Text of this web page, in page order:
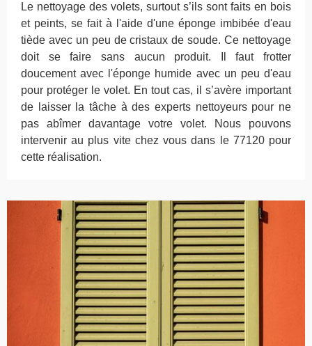
Le nettoyage des volets, surtout s’ils sont faits en bois
et peints, se fait à l'aide d'une éponge imbibée d'eau
tiède avec un peu de cristaux de soude. Ce nettoyage
doit se faire sans aucun produit. Il faut frotter
doucement avec l'éponge humide avec un peu d'eau
pour protéger le volet. En tout cas, il s’avère important
de laisser la tâche à des experts nettoyeurs pour ne
pas abîmer davantage votre volet. Nous pouvons
intervenir au plus vite chez vous dans le 77120 pour
cette réalisation.